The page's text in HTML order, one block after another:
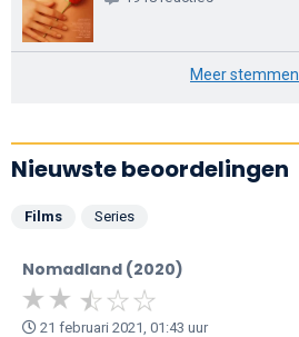
Meer stemmen
Nieuwste beoordelingen
Films Series
Nomadland (2020)
21 februari 2021, 01:43 uur